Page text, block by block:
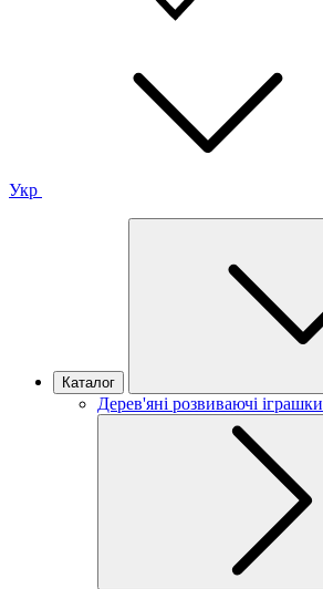
Укр
Каталог
Дерев'яні розвиваючі іграшки